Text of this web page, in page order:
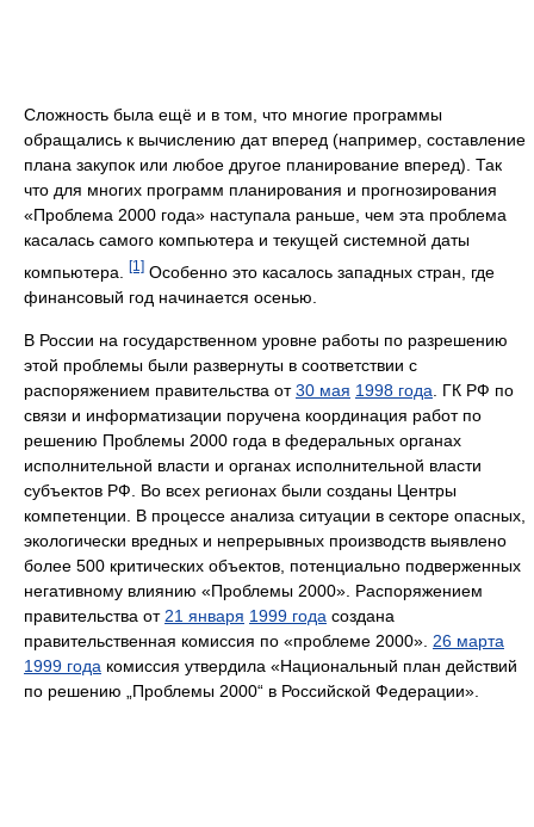
Сложность была ещё и в том, что многие программы
обращались к вычислению дат вперед (например, составление
плана закупок или любое другое планирование вперед). Так
что для многих программ планирования и прогнозирования
«Проблема 2000 года» наступала раньше, чем эта проблема
касалась самого компьютера и текущей системной даты
компьютера.
[1] Особенно это касалось западных стран, где
финансовый год начинается осенью.
В России на государственном уровне работы по разрешению
этой проблемы были развернуты в соответствии с
распоряжением правительства от30 мая 1998 года . ГК РФ по
связи и информатизации поручена координация работ по
решению Проблемы 2000 года в федеральных органах
исполнительной власти и органах исполнительной власти
субъектов РФ. Во всех регионах были созданы Центры
компетенции. В процессе анализа ситуации в секторе опасных,
экологически вредных и непрерывных производств выявлено
более 500 критических объектов, потенциально подверженных
негативному влиянию «Проблемы 2000». Распоряжением
правительства от 21 января 1999 года создана
правительственная комиссия по «проблеме 2000». 26 марта
1999 года комиссия утвердила «Национальный план действий
по решению „Проблемы 2000“ в Российской Федерации».